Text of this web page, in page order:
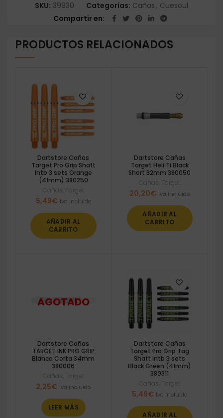
SKU: 39930 Categorías: Cañas, Cuesoul
Compartir en
PRODUCTOS RELACIONADOS
Dartstore Cañas
Target Pro Grip Shaft
Intb 3 sets Orange
(41mm) 380250
Cañas Target
5,49€ Iva incluido
AÑADIR AL
CARRITO
Dartstore Cañas
Target Heli Ti Black
Short 32mm 380050
Cañas Target
20,20€ Iva incluido
AÑADIR AL
CARRITO
Dartstore Cañas
TARGET INK PRO GRIP
Blanca Corta 34mm
380006
Cañas Target
2,25€ Iva incluido
LEER MÁS
Dartstore Cañas
Target Pro Grip Tag
Shaft Intb 3 sets
Black Green (41mm)
380311
Cañas Target
5,49€ Iva incluido
AÑADIR AL